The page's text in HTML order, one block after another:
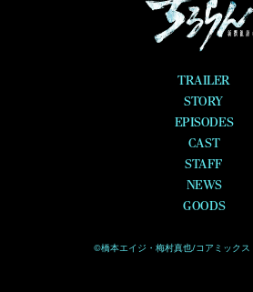
TRAILER
STORY
EPISODES
CAST
STAFF
NEWS
GOODS
©橋本エイジ・梅村真也/コアミック